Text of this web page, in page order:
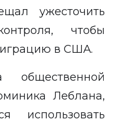
ужесточить
чтобы
в США.
Леблана,
использовать